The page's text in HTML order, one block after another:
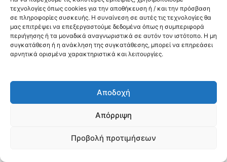
τεχνολογίες όπως cookies για την αποθήκευση ή / και την πρόσβαση
σε πληροφορίες συσκευής. Η συναίνεση σε αυτές τις τεχνολογίες θα
μας επιτρέψει να επεξεργαστούμε δεδομένα όπως η συμπεριφορά
περιήγησης ή τα μοναδικά αναγνωριστικά σε αυτόν τον ιστότοπο. Η μη
συγκατάθεση ή η ανάκληση της συγκατάθεσης, μπορεί να επηρεάσει
αρνητικά ορισμένα χαρακτηριστικά και λειτουργίες.
Αποδοχή
Απόρριψη
Προβολή προτιμήσεων